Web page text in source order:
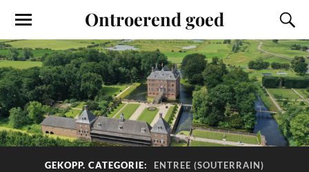
Ontroerend goed
GEKOPP. CATEGORIE: ENTREE (SOUTERRAIN)